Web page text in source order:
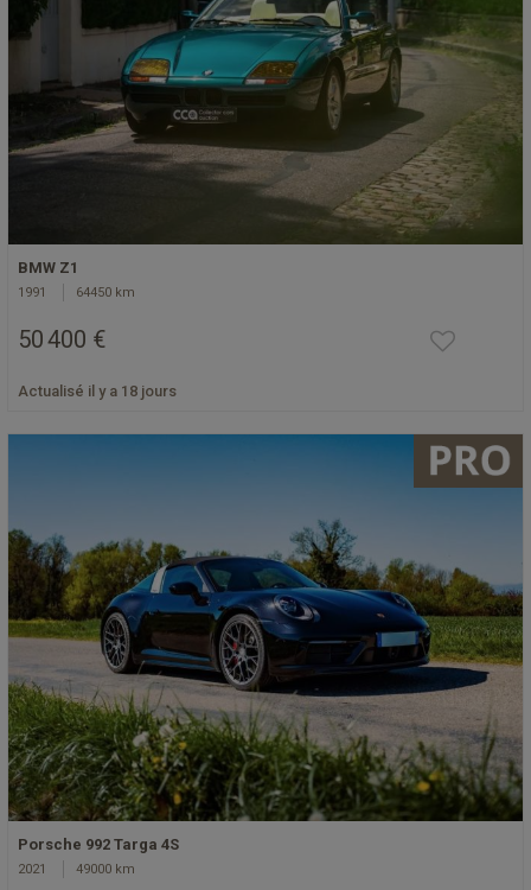
BMW Z1
1991 64450 km
50 400 €
Actualisé il y a 18 jours
Porsche 992 Targa 4S
2021 49000 km